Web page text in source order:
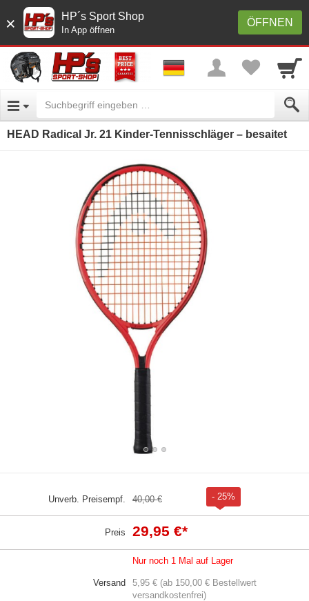
× ÖFFNEN
HP´s Sport Shop
In App öffnen
HEAD Radical Jr. 21 Kinder-Tennisschläger – besaitet
Unverb. Preisempf. 40,00 € - 25%
Preis 29,95 €*
Nur noch 1 Mal auf Lager
Versand
5,95 € (ab 150,00 € Bestellwert
versandkostenfrei)